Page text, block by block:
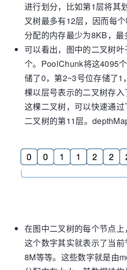
进行划分，比如第1层将其
叉树最多有12层，因而每
分配的内存最少为8KB，最
可以看出，图中的二叉树
个。PoolChunk将这4095
储了0，第2~3号位存储了
棵以层号表示的二叉树存
这棵二叉树，可以快速通
二叉树的第11层。
在图中二叉树的每个节点
这个数字其实就表示了当
8M等等。这些数字就是由